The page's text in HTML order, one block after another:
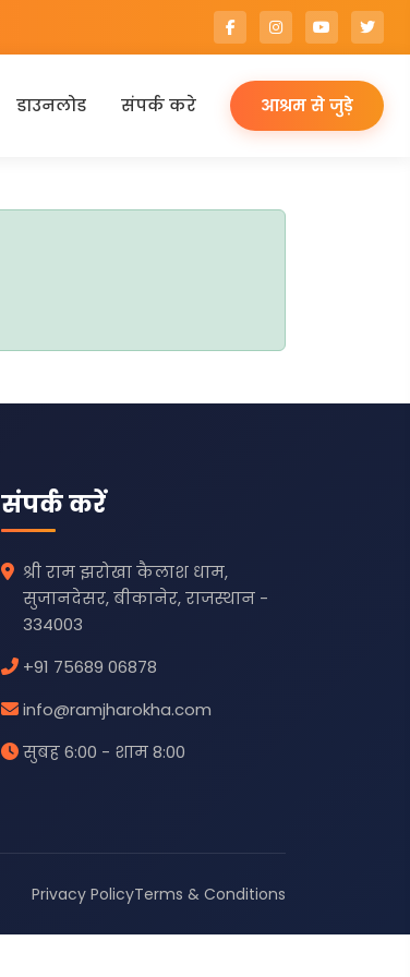
डाउनलोड संपर्क करे आश्रम से जुड़े
संपर्क करें
श्री राम झरोखा कैलाश धाम,
सुजानदेसर, बीकानेर, राजस्थान -
334003
+91 75689 06878
info@ramjharokha.com
सुबह 6:00 - शाम 8:00
Privacy PolicyTerms & Conditions